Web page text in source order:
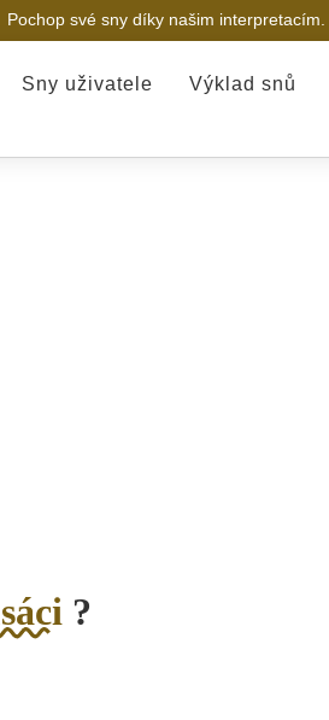
Pochop své sny díky našim interpretacím.
Sny uživatele Výklad snů
?